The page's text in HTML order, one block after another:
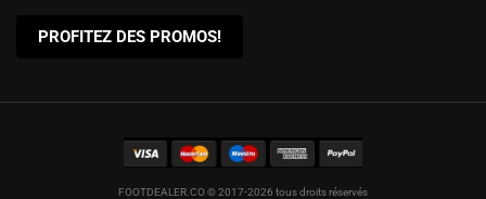
PROFITEZ DES PROMOS!
FOOTDEALER.CO © 2017-2026 tous droits réservés